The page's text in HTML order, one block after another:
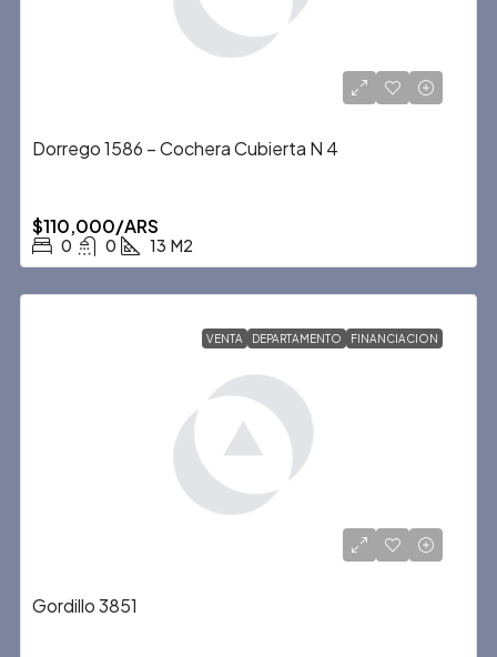
Dorrego 1586 – Cochera Cubierta N 4
$110,000/ARS
0 0 13 M2
VENTA DEPARTAMENTO FINANCIACION
Gordillo 3851